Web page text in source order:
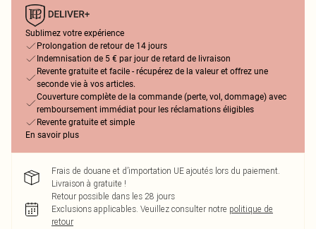
Sublimez votre expérience
Prolongation de retour de 14 jours
Indemnisation de 5 € par jour de retard de livraison
Revente gratuite et facile - récupérez de la valeur et offrez une
seconde vie à vos articles.
Couverture complète de la commande (perte, vol, dommage) avec
remboursement immédiat pour les réclamations éligibles
Revente gratuite et simple
En savoir plus
Frais de douane et d’importation UE ajoutés lors du paiement.
Livraison à gratuite !
Retour possible dans les 28 jours
Exclusions applicables. Veuillez consulter notre politique de
retour